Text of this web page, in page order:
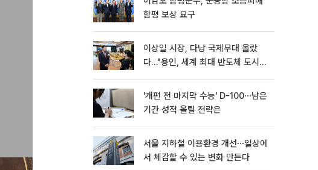
함평 보상 요구
이상일 시장, 다낭 국제무대 올랐
다…"용인, 세계 최대 반도체 도시
'개편 전 마지막 수능' D-100⋯남은
기간 성적 올릴 전략은
서울 지하철 이용환경 개선⋯일상에
서 체감할 수 있는 변화 만든다